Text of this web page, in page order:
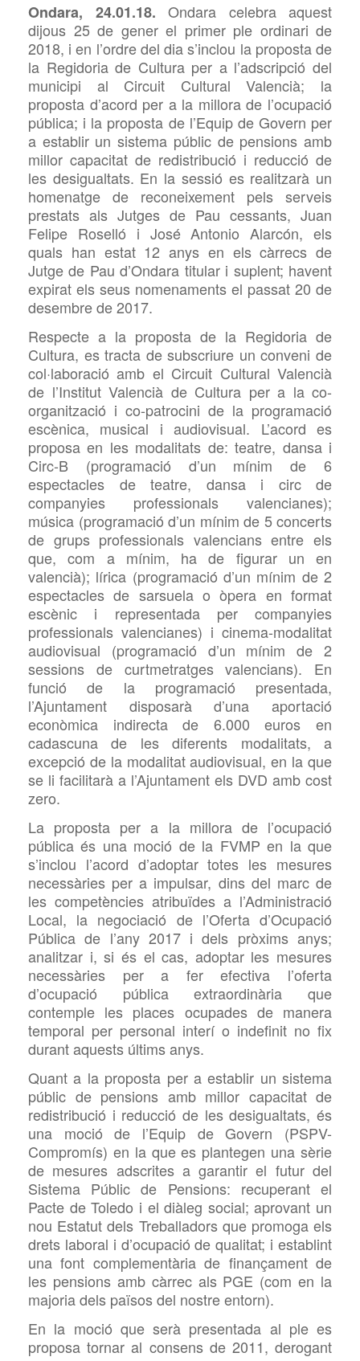
Ondara, 24.01.18. Ondara celebra aquest
dijous 25 de gener el primer ple ordinari de
2018, i en l’ordre del dia s’inclou la proposta de
la Regidoria de Cultura per a l’adscripció del
municipi al Circuit Cultural Valencià; la
proposta d’acord per a la millora de l’ocupació
pública; i la proposta de l’Equip de Govern per
a establir un sistema públic de pensions amb
millor capacitat de redistribució i reducció de
les desigualtats. En la sessió es realitzarà un
homenatge de reconeixement pels serveis
prestats als Jutges de Pau cessants, Juan
Felipe Roselló i José Antonio Alarcón, els
quals han estat 12 anys en els càrrecs de
Jutge de Pau d’Ondara titular i suplent; havent
expirat els seus nomenaments el passat 20 de
desembre de 2017.
Respecte a la proposta de la Regidoria de
Cultura, es tracta de subscriure un conveni de
col·laboració amb el Circuit Cultural Valencià
de l’Institut Valencià de Cultura per a la co-
organització i co-patrocini de la programació
escènica, musical i audiovisual. L’acord es
proposa en les modalitats de: teatre, dansa i
Circ-B (programació d’un mínim de 6
espectacles de teatre, dansa i circ de
companyies professionals valencianes);
música (programació d’un mínim de 5 concerts
de grups professionals valencians entre els
que, com a mínim, ha de figurar un en
valencià); lírica (programació d’un mínim de 2
espectacles de sarsuela o òpera en format
escènic i representada per companyies
professionals valencianes) i cinema-modalitat
audiovisual (programació d’un mínim de 2
sessions de curtmetratges valencians). En
funció de la programació presentada,
l’Ajuntament disposarà d’una aportació
econòmica indirecta de 6.000 euros en
cadascuna de les diferents modalitats, a
excepció de la modalitat audiovisual, en la que
se li facilitarà a l’Ajuntament els DVD amb cost
zero.
La proposta per a la millora de l’ocupació
pública és una moció de la FVMP en la que
s’inclou l’acord d’adoptar totes les mesures
necessàries per a impulsar, dins del marc de
les competències atribuïdes a l’Administració
Local, la negociació de l’Oferta d’Ocupació
Pública de l’any 2017 i dels pròxims anys;
analitzar i, si és el cas, adoptar les mesures
necessàries per a fer efectiva l’oferta
d’ocupació pública extraordinària que
contemple les places ocupades de manera
temporal per personal interí o indefinit no fix
durant aquests últims anys.
Quant a la proposta per a establir un sistema
públic de pensions amb millor capacitat de
redistribució i reducció de les desigualtats, és
una moció de l’Equip de Govern (PSPV-
Compromís) en la que es plantegen una sèrie
de mesures adscrites a garantir el futur del
Sistema Públic de Pensions: recuperant el
Pacte de Toledo i el diàleg social; aprovant un
nou Estatut dels Treballadors que promoga els
drets laboral i d’ocupació de qualitat; i establint
una font complementària de finançament de
les pensions amb càrrec als PGE (com en la
majoria dels països del nostre entorn).
En la moció que serà presentada al ple es
proposa tornar al consens de 2011, derogant